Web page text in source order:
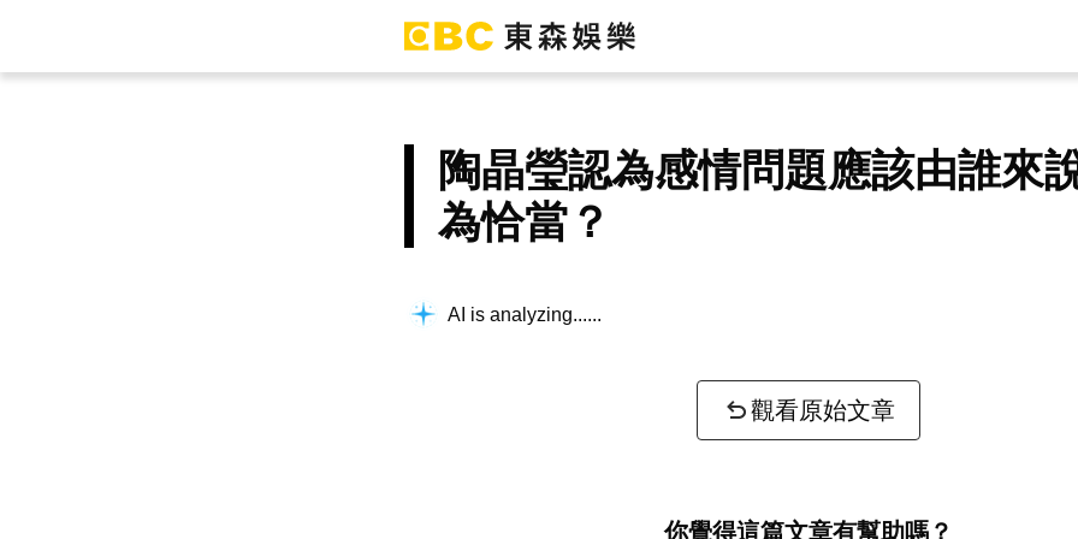
陶晶瑩認為感情問題應該由誰來
為恰當？
AI is analyzing...
觀看原始文章
你覺得這篇文章有幫助嗎？